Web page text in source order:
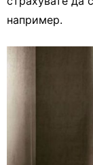
например.